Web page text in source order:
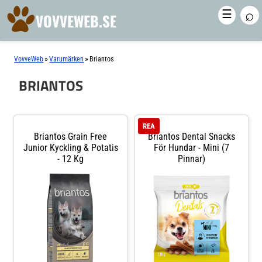
VOVVEWEB.SE ☰ ⌕
VovveWeb »Varumärken » Briantos
BRIANTOS
Briantos Grain Free
Junior Kyckling & Potatis
- 12 Kg
Briantos Dental Snacks
För Hundar - Mini (7
Pinnar)
REA